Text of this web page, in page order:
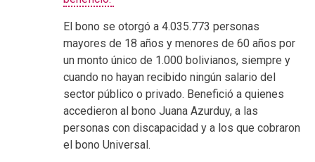
El bono se otorgó a 4.035.773 personas
mayores de 18 años y menores de 60 años por
un monto único de 1.000 bolivianos, siempre y
cuando no hayan recibido ningún salario del
sector público o privado. Benefició a quienes
accedieron al bono Juana Azurduy, a las
personas con discapacidad y a los que cobraron
el bono Universal.